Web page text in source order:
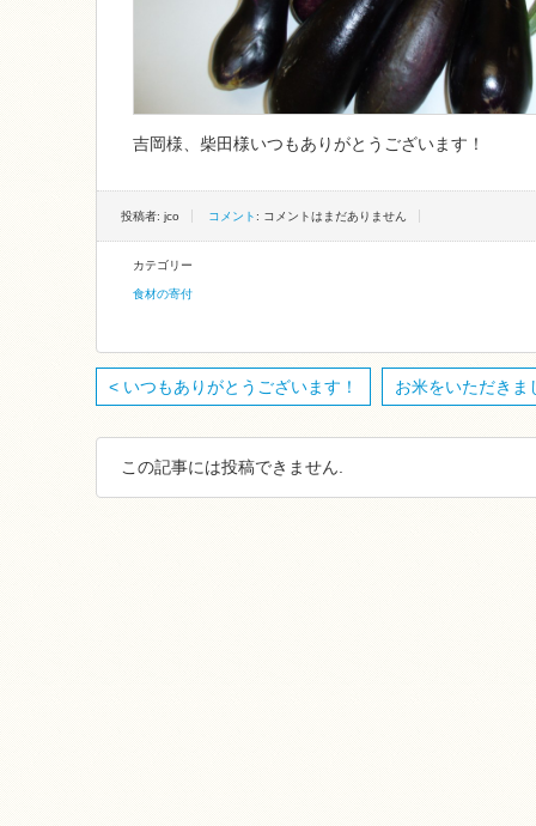
吉岡様、柴田様いつもありがとうございます！
投稿者: jco コメント : コメントはまだありません
カテゴリー
食材の寄付
< いつもありがとうございます！ お米をいただきま
この記事には投稿できません.